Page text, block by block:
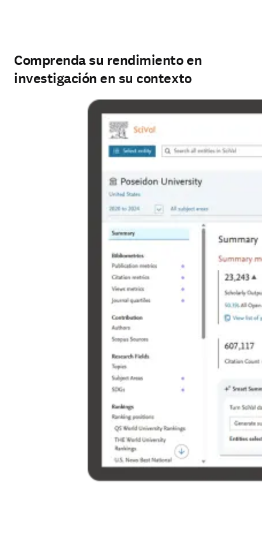
Comprenda su rendimiento en
investigación en su contexto